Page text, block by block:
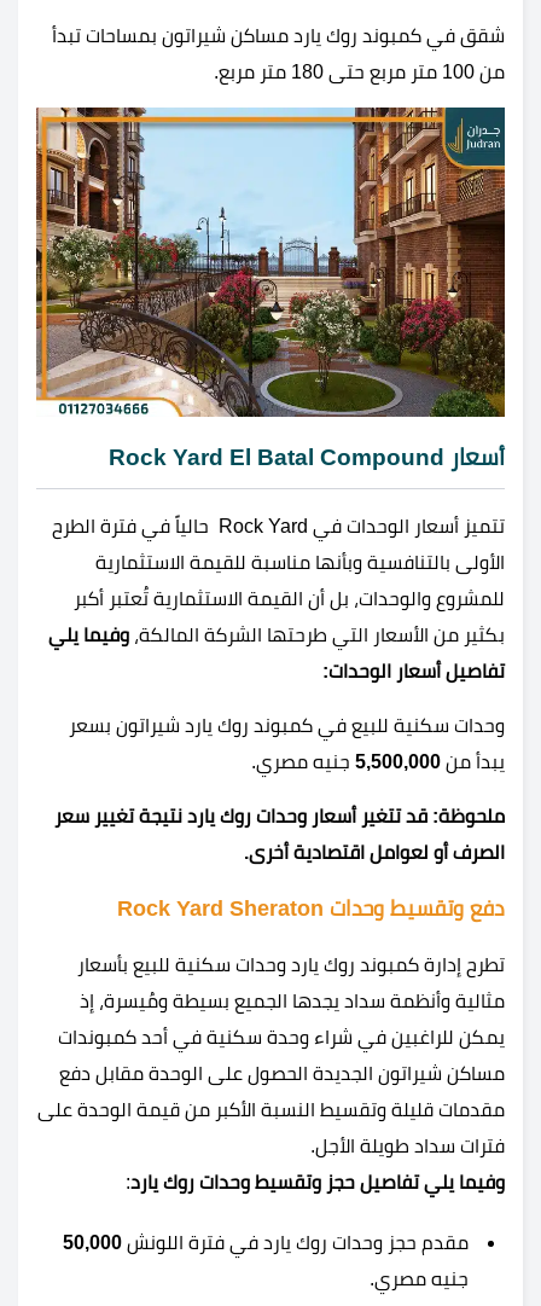
شقق في كمبوند روك يارد مساكن شيراتون بمساحات تبدأ
من 100 متر مربع حتى 180 متر مربع.
أسعار Rock Yard El Batal Compound
تتميز أسعار الوحدات في Rock Yard حالياً في فترة الطرح
الأولى بالتنافسية وبأنها مناسبة للقيمة الاستثمارية
للمشروع والوحدات، بل أن القيمة الاستثمارية تُعتبر أكبر
بكثير من الأسعار التي طرحتها الشركة المالكة، وفيما يلي
تفاصيل أسعار الوحدات:
وحدات سكنية للبيع في كمبوند روك يارد شيراتون بسعر
يبدأ من 5,500,000 جنيه مصري.
ملحوظة: قد تتغير أسعار وحدات روك يارد نتيجة تغيير سعر
الصرف أو لعوامل اقتصادية أخرى.
دفع وتقسيط وحدات Rock Yard Sheraton
تطرح إدارة كمبوند روك يارد وحدات سكنية للبيع بأسعار
مثالية وأنظمة سداد يجدها الجميع بسيطة ومُيسرة، إذ
يمكن للراغبين في شراء وحدة سكنية في أحد كمبوندات
مساكن شيراتون الجديدة الحصول على الوحدة مقابل دفع
مقدمات قليلة وتقسيط النسبة الأكبر من قيمة الوحدة على
فترات سداد طويلة الأجل.
وفيما يلي تفاصيل حجز وتقسيط وحدات روك يارد:
مقدم حجز وحدات روك يارد في فترة اللونش 50,000
جنيه مصري.